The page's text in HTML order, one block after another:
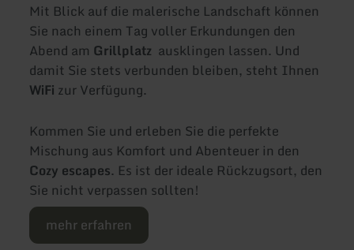
Mit Blick auf die malerische Landschaft können
Sie nach einem Tag voller Erkundungen den
Abend am Grillplatz ausklingen lassen. Und
damit Sie stets verbunden bleiben, steht Ihnen
WiFi zur Verfügung.
Kommen Sie und erleben Sie die perfekte
Mischung aus Komfort und Abenteuer in den
Cozy escapes. Es ist der ideale Rückzugsort, den
Sie nicht verpassen sollten!
mehr erfahren